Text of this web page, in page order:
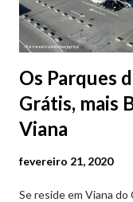
Os Parques
Grátis, mais
Viana
fevereiro 21, 2020
Se reside em Viana